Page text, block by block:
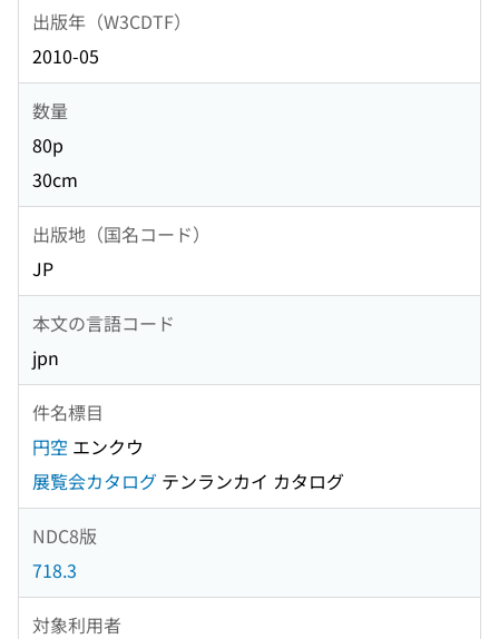
出版年（W3CDTF）
2010-05
数量
80p
30cm
出版地（国名コード）
JP
本文の言語コード
jpn
件名標目
円空 エンクウ
展覧会カタログ テンランカイ カタログ
NDC8版
718.3
対象利用者